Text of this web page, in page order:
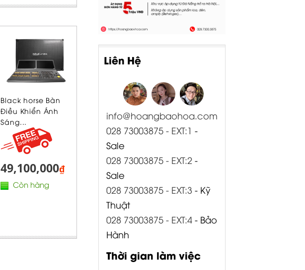
Black horse Bàn
Điều Khiển Ánh
Sáng...
49,100,000₫
Còn hàng
Liên Hệ
info@hoangbaohoa.com
028 73003875 - EXT:1 -
Sale
028 73003875 - EXT:2 -
Sale
028 73003875 - EXT:3 - Kỹ
Thuật
028 73003875 - EXT:4 - Bảo
Hành
Thời gian làm việc